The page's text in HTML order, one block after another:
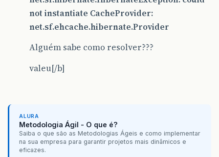
not instantiate CacheProvider:
net.sf.ehcache.hibernate.Provider
Alguém sabe como resolver???
valeu[/b]
ALURA
Metodologia Ágil - O que é?
Saiba o que são as Metodologias Ágeis e como implementar
na sua empresa para garantir projetos mais dinâmicos e
eficazes.